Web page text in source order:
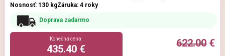
Nosnosť: 130 kgZáruka: 4 roky
Doprava zadarmo
622.00€
Konečná cena:
435.40 €